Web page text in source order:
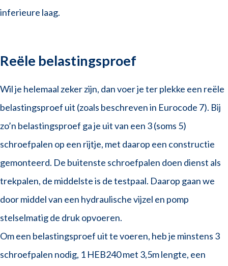
inferieure laag.
Reële belastingsproef
Wil je helemaal zeker zijn, dan voer je ter plekke een reële
belastingsproef uit (zoals beschreven in Eurocode 7). Bij
zo’n belastingsproef ga je uit van een 3 (soms 5)
schroefpalen op een rijtje, met daarop een constructie
gemonteerd. De buitenste schroefpalen doen dienst als
trekpalen, de middelste is de testpaal. Daarop gaan we
door middel van een hydraulische vijzel en pomp
stelselmatig de druk opvoeren.
Om een belastingsproef uit te voeren, heb je minstens 3
schroefpalen nodig, 1 HEB240 met 3,5m lengte, een